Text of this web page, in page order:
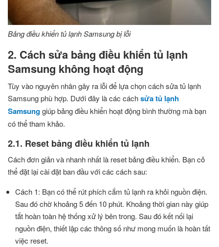
Bảng điều khiển tủ lạnh Samsung bị lỗi
2. Cách sửa bảng điều khiển tủ lạnh
Samsung không hoạt động
Tùy vào nguyên nhân gây ra lỗi để lựa chọn cách sửa tủ lạnh
Samsung phù hợp. Dưới đây là các cáchsửa tủ lạnh
Samsunggiúp bảng điều khiển hoạt động bình thường mà bạn
có thể tham khảo.
2.1. Reset bảng điều khiển tủ lạnh
Cách đơn giản và nhanh nhất là reset bảng điều khiển. Bạn cỏ
thể đặt lại cài đặt ban đầu với các cách sau:
Cách 1: Bạn có thể rút phích cắm tủ lạnh ra khỏi nguồn điện.
Sau đó chờ khoảng 5 đến 10 phút. Khoảng thời gian này giúp
tắt hoàn toàn hệ thống xử lý bên trong. Sau đó kết nối lại
nguồn điện, thiết lập các thông số như mong muốn là hoàn tất
việc reset.